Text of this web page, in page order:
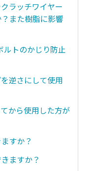
ラッチワイヤー
また樹脂に影響
ルトのかじり防止
逆さにして使用
から使用した方が
すか？
ますか？